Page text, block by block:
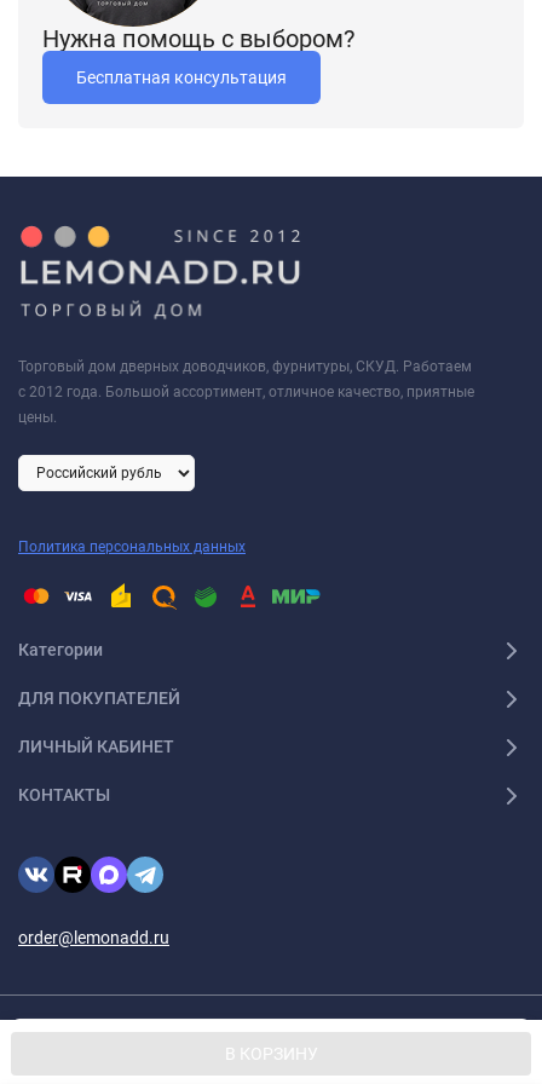
В КОРЗИНУ
1200-2 ALH позвоните по телефону +74995069176, наши
менеджеры с удовольствием ответят на ваши вопросы.
Нужна помощь с выбором?
Бесплатная консультация
Торговый дом дверных доводчиков, фурнитуры, СКУД. Работаем
с 2012 года. Большой ассортимент, отличное качество, приятные
цены.
Политика персональных данных
Категории
ДЛЯ ПОКУПАТЕЛЕЙ
ЛИЧНЫЙ КАБИНЕТ
КОНТАКТЫ
order@lemonadd.ru